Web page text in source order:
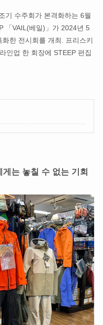
기 수주회가 본격화하는 6월
「VAIL(베일)」가 2024년 5
한 전시회를 개최. 프리스키
인업 한 회장에 STEEP 편집
는 놓칠 수 없는 기회